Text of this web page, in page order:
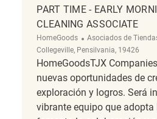
PART TIME - EARLY
CLEANING ASSOCIATE
HomeGoods Categoría
Asociados de
Collegeville, Pensilvania, 19426
HomeGoodsTJX
nuevas oportunidades de
exploración y logros. Será
vibrante equipo que adopta